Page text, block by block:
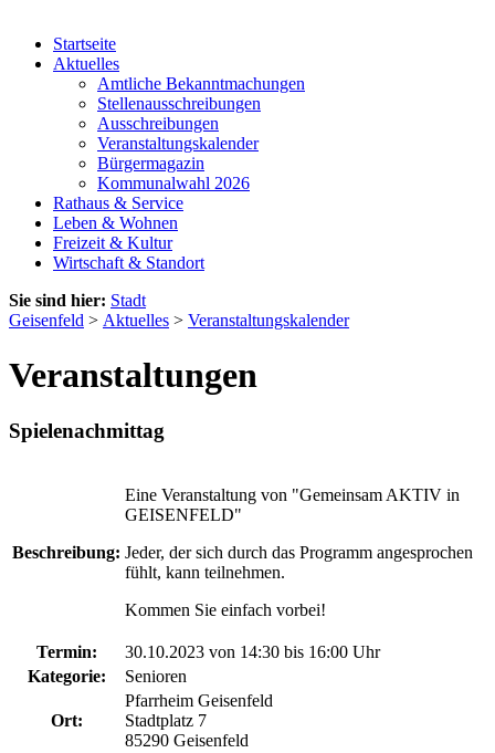
Startseite
Aktuelles
Amtliche Bekanntmachungen
Stellenausschreibungen
Ausschreibungen
Veranstaltungskalender
Bürgermagazin
Kommunalwahl 2026
Rathaus & Service
Leben & Wohnen
Freizeit & Kultur
Wirtschaft & Standort
Sie sind hier: Stadt
Geisenfeld > Aktuelles > Veranstaltungskalender
Veranstaltungen
Spielenachmittag
Beschreibung:
Eine Veranstaltung von "Gemeinsam AKTIV in
GEISENFELD"
Jeder, der sich durch das Programm angesprochen
fühlt, kann teilnehmen.
Kommen Sie einfach vorbei!
Termin: 30.10.2023 von 14:30 bis 16:00 Uhr
Kategorie:
Senioren
Ort:
Pfarrheim Geisenfeld
Stadtplatz 7
85290 Geisenfeld